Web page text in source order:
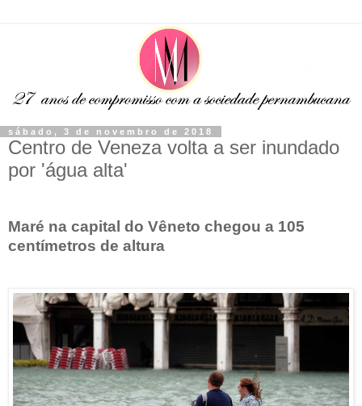
sábado, 3 de novembro de 2018
Centro de Veneza volta a ser inundado
por 'água alta'
Maré na capital do Vêneto chegou a 105
centímetros de altura